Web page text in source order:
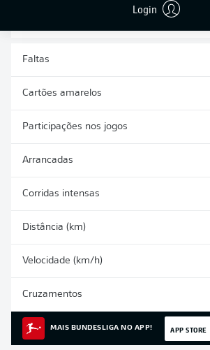
Login
Faltas
Cartões amarelos
Participações nos jogos
Arrancadas
Corridas intensas
Distância (km)
Velocidade (km/h)
Cruzamentos
MAIS BUNDESLIGA NO APP! APP STORE